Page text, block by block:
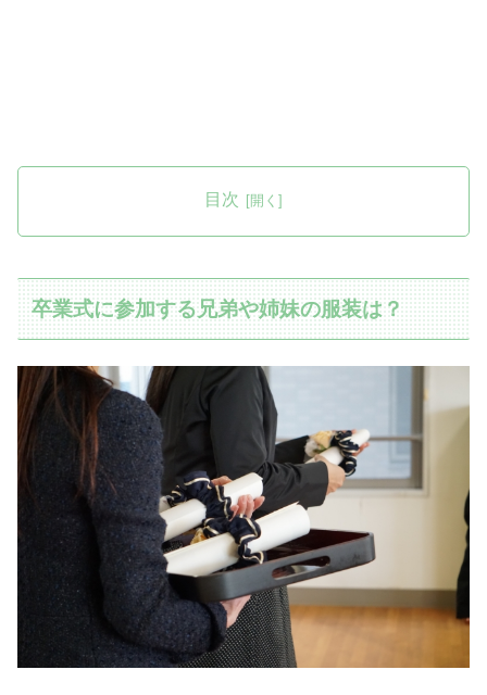
目次
卒業式に参加する兄弟や姉妹の服装は？